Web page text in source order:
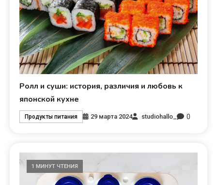
Ролл и суши: история, различия и любовь к
японской кухне
Продукты питания 29 марта 2024 studiohallo_ 0
1 МИНУТ ЧТЕНИЯ